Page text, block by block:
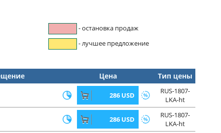
- остановка продаж
- лучшее предложение
Цена Тип цены
286 USD
RUS-1807-
LKA-ht
286 USD
RUS-1807-
LKA-ht